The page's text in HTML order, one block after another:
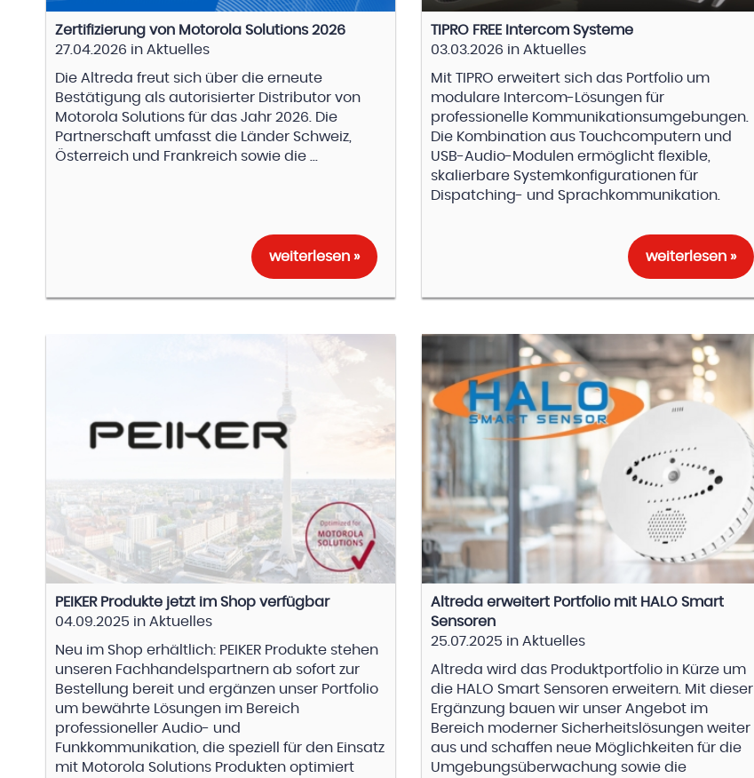
Zertifizierung von Motorola Solutions 2026
27.04.2026 in Aktuelles
Die Altreda freut sich über die erneute
Bestätigung als autorisierter Distributor von
Motorola Solutions für das Jahr 2026. Die
Partnerschaft umfasst die Länder Schweiz,
Österreich und Frankreich sowie die ...
weiterlesen »
TIPRO FREE Intercom Systeme
03.03.2026 in Aktuelles
Mit TIPRO erweitert sich das Portfolio um
modulare Intercom-Lösungen für
professionelle Kommunikationsumgebungen.
Die Kombination aus Touchcomputern und
USB-Audio-Modulen ermöglicht flexible,
skalierbare Systemkonfigurationen für
Dispatching- und Sprachkommunikation.
weiterlesen »
PEIKER Produkte jetzt im Shop verfügbar
04.09.2025 in Aktuelles
Neu im Shop erhältlich: PEIKER Produkte stehen
unseren Fachhandelspartnern ab sofort zur
Bestellung bereit und ergänzen unser Portfolio
um bewährte Lösungen im Bereich
professioneller Audio- und
Funkkommunikation, die speziell für den Einsatz
mit Motorola Solutions Produkten optimiert
Altreda erweitert Portfolio mit HALO Smart
Sensoren
25.07.2025 in Aktuelles
Altreda wird das Produktportfolio in Kürze um
die HALO Smart Sensoren erweitern. Mit dieser
Ergänzung bauen wir unser Angebot im
Bereich moderner Sicherheitslösungen weiter
aus und schaffen neue Möglichkeiten für die
Umgebungsüberwachung sowie die